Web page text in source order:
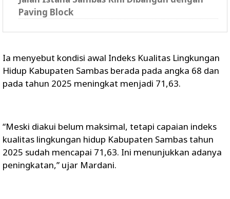
Paving Block
Ia menyebut kondisi awal Indeks Kualitas Lingkungan
Hidup Kabupaten Sambas berada pada angka 68 dan
pada tahun 2025 meningkat menjadi 71,63.
“Meski diakui belum maksimal, tetapi capaian indeks
kualitas lingkungan hidup Kabupaten Sambas tahun
2025 sudah mencapai 71,63. Ini menunjukkan adanya
peningkatan,” ujar Mardani.